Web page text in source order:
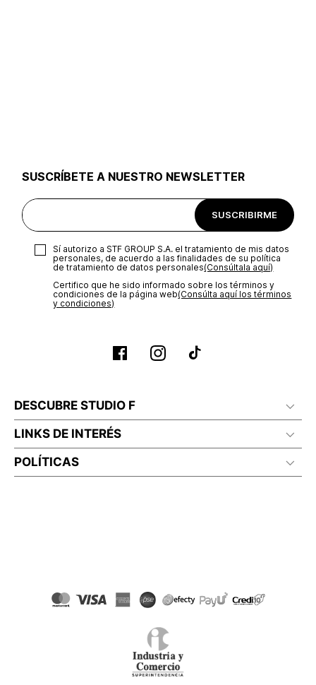
SUSCRÍBETE A NUESTRO NEWSLETTER
SUSCRIBIRME
Sí autorizo a STF GROUP S.A. el tratamiento de mis datos
personales, de acuerdo a las finalidades de su política
de tratamiento de datos personales‎(Consúltala aquí)
Certifico que he sido informado sobre los términos y
condiciones de la página web‎(Consúlta aquí los términos
y condiciones)
DESCUBRE STUDIO F
LINKS DE INTERÉS
POLÍTICAS